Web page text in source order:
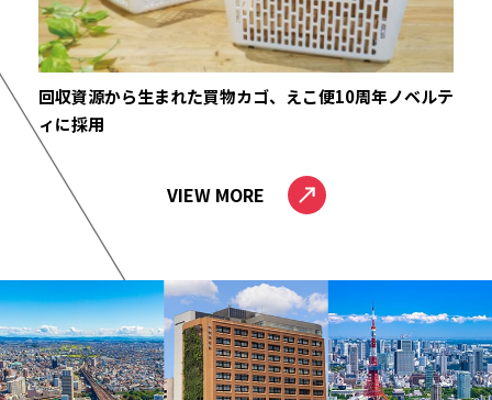
回収資源から生まれた買物カゴ、えこ便10周年ノベルテ
ィに採用
VIEW MORE